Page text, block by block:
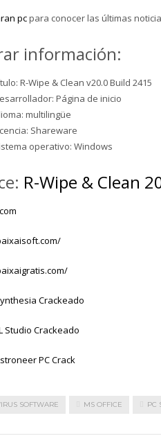
pcpara conocer las últimas
información:
R-Wipe & Clean v20.0 Build 2415
Página de inicio
multilingüe
Shareware
operativo: Windows
R-Wipe & Clean
Crackeado
Studio Crackeado
PC Crack
SOFTWARE MS OFFICE PC